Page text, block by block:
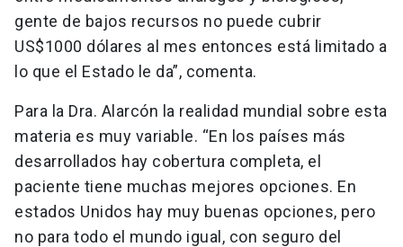
gente de bajos recursos no puede cubrir
US$1000 dólares al mes entonces está limitado a
lo que el Estado le da”, comenta.
Para la Dra. Alarcón la realidad mundial sobre esta
materia es muy variable. “En los países más
desarrollados hay cobertura completa, el
paciente tiene muchas mejores opciones. En
estados Unidos hay muy buenas opciones, pero
no para todo el mundo igual, con seguro del